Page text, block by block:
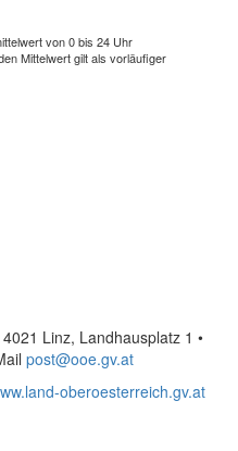
von 0 bis 24 Uhr
Mittelwert gilt als vorläufiger
Linz, Landhausplatz 1 •
post@ooe.gv.at
oberoesterreich.gv.at